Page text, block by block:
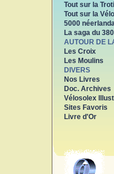
Tout sur la
Tout sur la
5000
La saga du
AUTOUR DE
Les Croix
Les Moulins
DIVERS
Nos Livres
Doc. Archives
Vélosolex
Sites Favoris
Livre d'Or